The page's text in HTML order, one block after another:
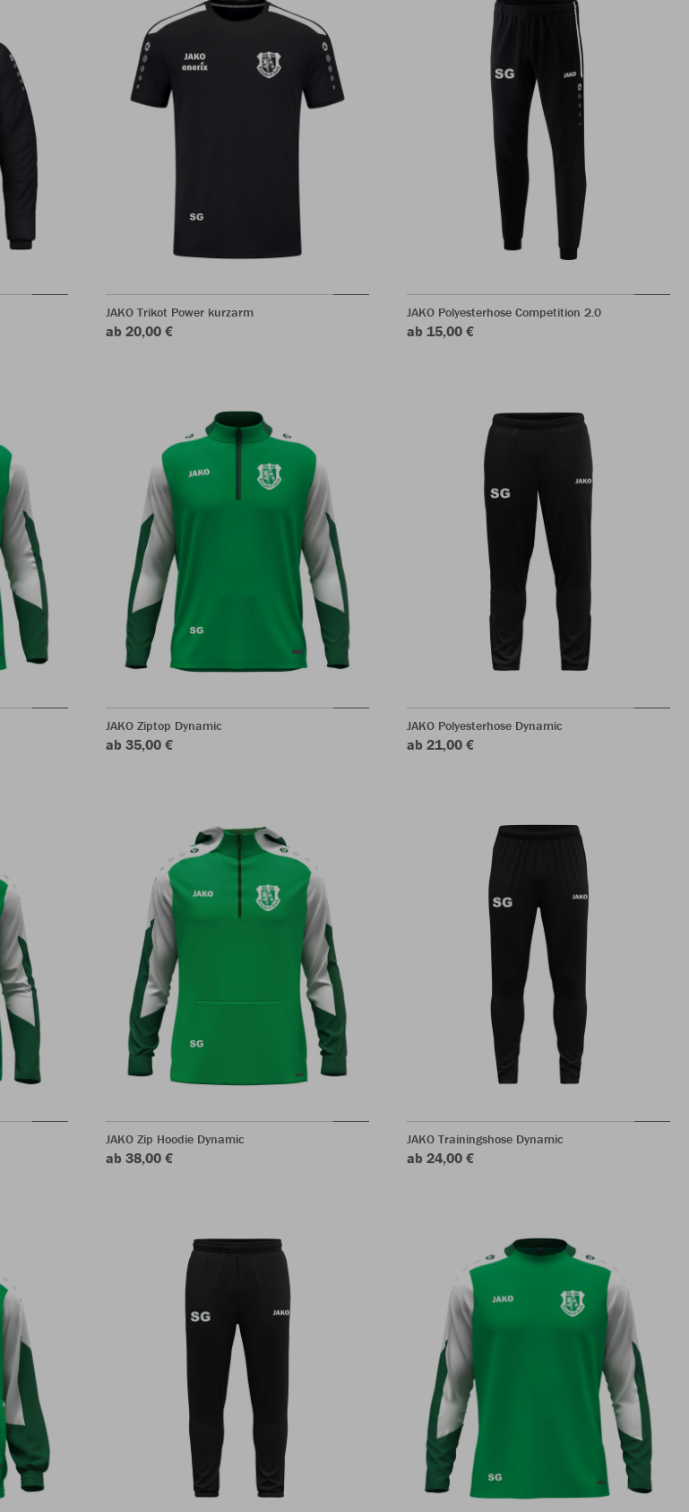
JAKO Trikot Power kurzarm
ab 20,00 €
JAKO Polyesterhose Competition 2.0
ab 15,00 €
JAKO Ziptop Dynamic
ab 35,00 €
JAKO Polyesterhose Dynamic
ab 21,00 €
JAKO Zip Hoodie Dynamic
ab 38,00 €
JAKO Trainingshose Dynamic
ab 24,00 €